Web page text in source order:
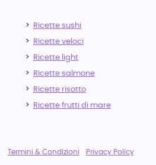
Ricette sushi
Ricette veloci
Ricette light
Ricette salmone
Ricette risotto
Ricette frutti di mare
Termini & Condizioni Privacy Policy